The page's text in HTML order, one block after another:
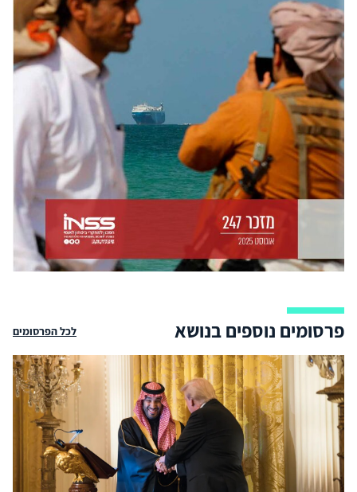
פרסומים נוספים בנושא לכל הפרסומים